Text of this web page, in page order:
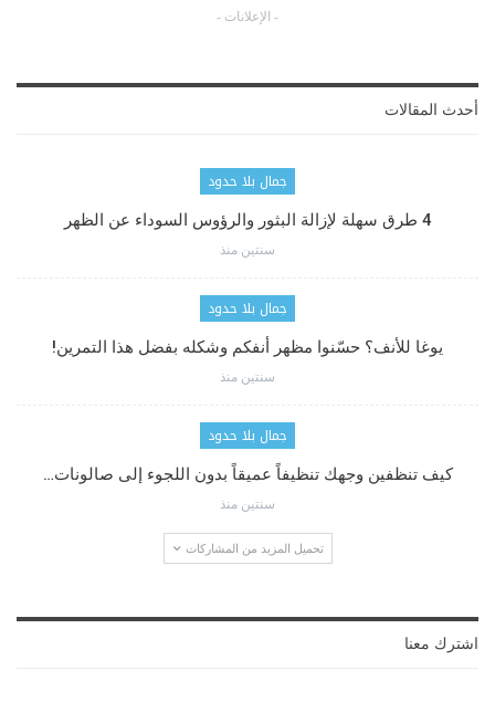
- الإعلانات -
أحدث المقالات
جمال بلا حدود
4 طرق سهلة لإزالة البثور والرؤوس السوداء عن الظهر
سنتين منذ
جمال بلا حدود
يوغا للأنف؟ حسّنوا مظهر أنفكم وشكله بفضل هذا التمرين!
سنتين منذ
جمال بلا حدود
كيف تنظفين وجهك تنظيفاً عميقاً بدون اللجوء إلى صالونات…
سنتين منذ
تحميل المزيد من المشاركات
اشترك معنا